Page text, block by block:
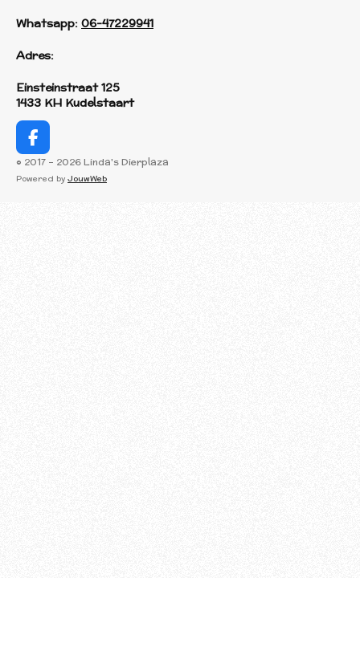
Whatsapp: 06-47229941
Adres:
Einsteinstraat 125
1433 KH Kudelstaart
F
a
c
© 2017 - 2026 Linda's Dierplaza
Powered by JouwWeb